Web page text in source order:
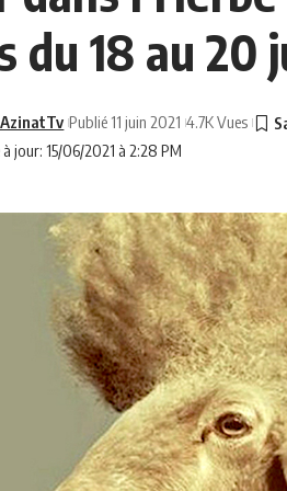
du 18 au 20
à jour: 15/06/2021 à 2:28 PM
Publié 11 juin 2021 4.7K Vues